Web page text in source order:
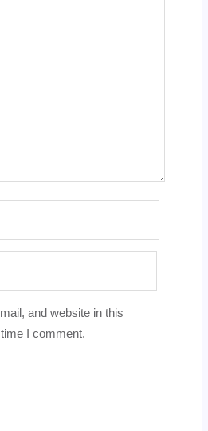
and website in this
I comment.